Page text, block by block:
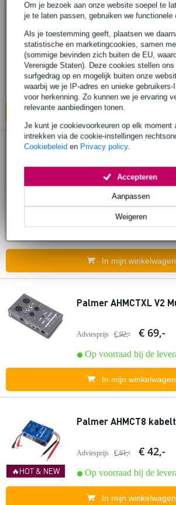
Om je bezoek aan onze website soepel te
je te laten passen, gebruiken we functionele
Als je toestemming geeft, plaatsen we
statistische en marketingcookies, samen
(sommige bevinden zich buiten de EU,
Verenigde Staten). Deze cookies stellen
surfgedrag op en mogelijk buiten onze
waarbij we je IP-adres en unieke gebruikers-
voor herkenning. Zo kunnen we je ervaring
relevante aanbiedingen tonen.
Je kunt je cookievoorkeuren op elk moment
intrekken via de cookie-instellingen
Cookiebeleid en Privacy policy.
Weigeren
Aanpassen
Accepteren
Procab TST200
Adviesprijs € 122,- € 85,-
Op voorraad
Ook in3 winkelsop
In mijn winkelwagen
Nedis NWTG100YE
toongenerator
€ 87,- € 40,-
Op voorraad
In mijn winkelwagen
Palmer AHMCTXL V2
Adviesprijs € 92,- € 69,-
Op voorraad bij de
In mijn winkelwagen
🔥HOT & NEW
Palmer AHMCT8
Adviesprijs € 61,- € 42,-
Op voorraad bij de
In mijn winkelwagen